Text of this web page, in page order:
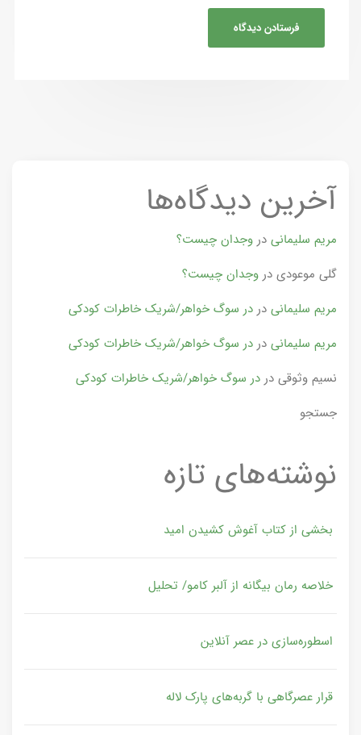
آخرین دیدگاه‌ها
مریم سلیمانی در وجدان چیست؟
گلی موعودی در وجدان چیست؟
مریم سلیمانی در در سوگ خواهر/شریک خاطرات کودکی
مریم سلیمانی در در سوگ خواهر/شریک خاطرات کودکی
نسیم وثوقی در در سوگ خواهر/شریک خاطرات کودکی
جستجو
نوشته‌های تازه
بخشی از کتاب آغوش کشیدن امید
خلاصه رمان بیگانه از آلبر کامو/ تحلیل
اسطوره‌سازی در عصر آنلاین
قرار عصرگاهی با گربه‌های پارک لاله